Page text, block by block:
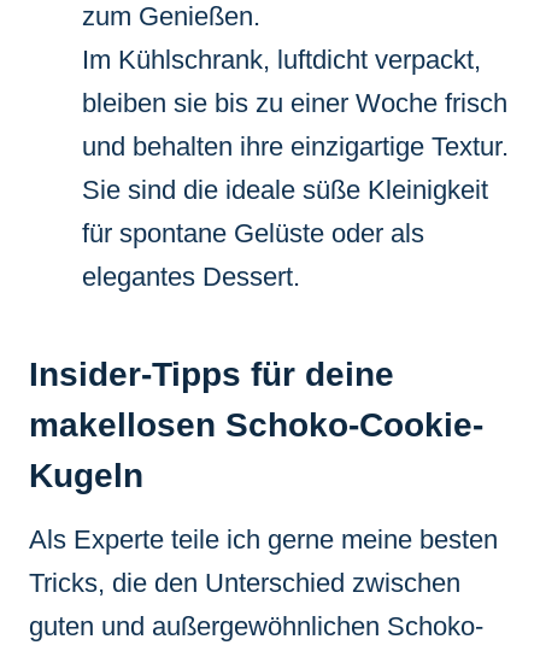
zum Genießen.
Im Kühlschrank, luftdicht verpackt,
bleiben sie bis zu einer Woche frisch
und behalten ihre einzigartige Textur.
Sie sind die ideale süße Kleinigkeit
für spontane Gelüste oder als
elegantes Dessert.
Insider-Tipps für deine
makellosen Schoko-Cookie-
Kugeln
Als Experte teile ich gerne meine besten
Tricks, die den Unterschied zwischen
guten und außergewöhnlichen Schoko-